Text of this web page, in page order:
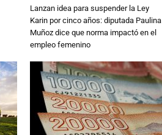
Lanzan idea para suspender la Ley
Karin por cinco años: diputada Paulina
Muñoz dice que norma impactó en el
empleo femenino